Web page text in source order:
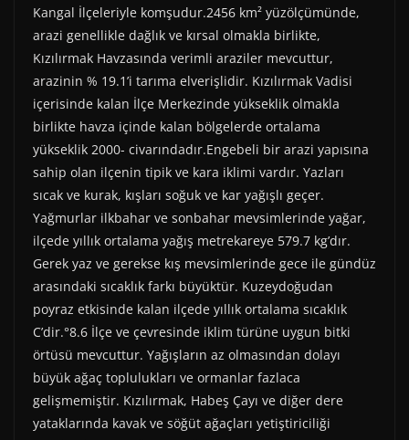
Kangal İlçeleriyle komşudur.2456 km² yüzölçümünde,
arazi genellikle dağlık ve kırsal olmakla birlikte,
Kızılırmak Havzasında verimli araziler mevcuttur,
arazinin % 19.1’i tarıma elverişlidir. Kızılırmak Vadisi
içerisinde kalan İlçe Merkezinde yükseklik olmakla
birlikte havza içinde kalan bölgelerde ortalama
yükseklik 2000- civarındadır.Engebeli bir arazi yapısına
sahip olan ilçenin tipik ve kara iklimi vardır. Yazları
sıcak ve kurak, kışları soğuk ve kar yağışlı geçer.
Yağmurlar ilkbahar ve sonbahar mevsimlerinde yağar,
ilçede yıllık ortalama yağış metrekareye 579.7 kg’dır.
Gerek yaz ve gerekse kış mevsimlerinde gece ile gündüz
arasındaki sıcaklık farkı büyüktür. Kuzeydoğudan
poyraz etkisinde kalan ilçede yıllık ortalama sıcaklık
C’dir.°8.6 İlçe ve çevresinde iklim türüne uygun bitki
örtüsü mevcuttur. Yağışların az olmasından dolayı
büyük ağaç toplulukları ve ormanlar fazlaca
gelişmemiştir. Kızılırmak, Habeş Çayı ve diğer dere
yataklarında kavak ve söğüt ağaçları yetiştiriciliği